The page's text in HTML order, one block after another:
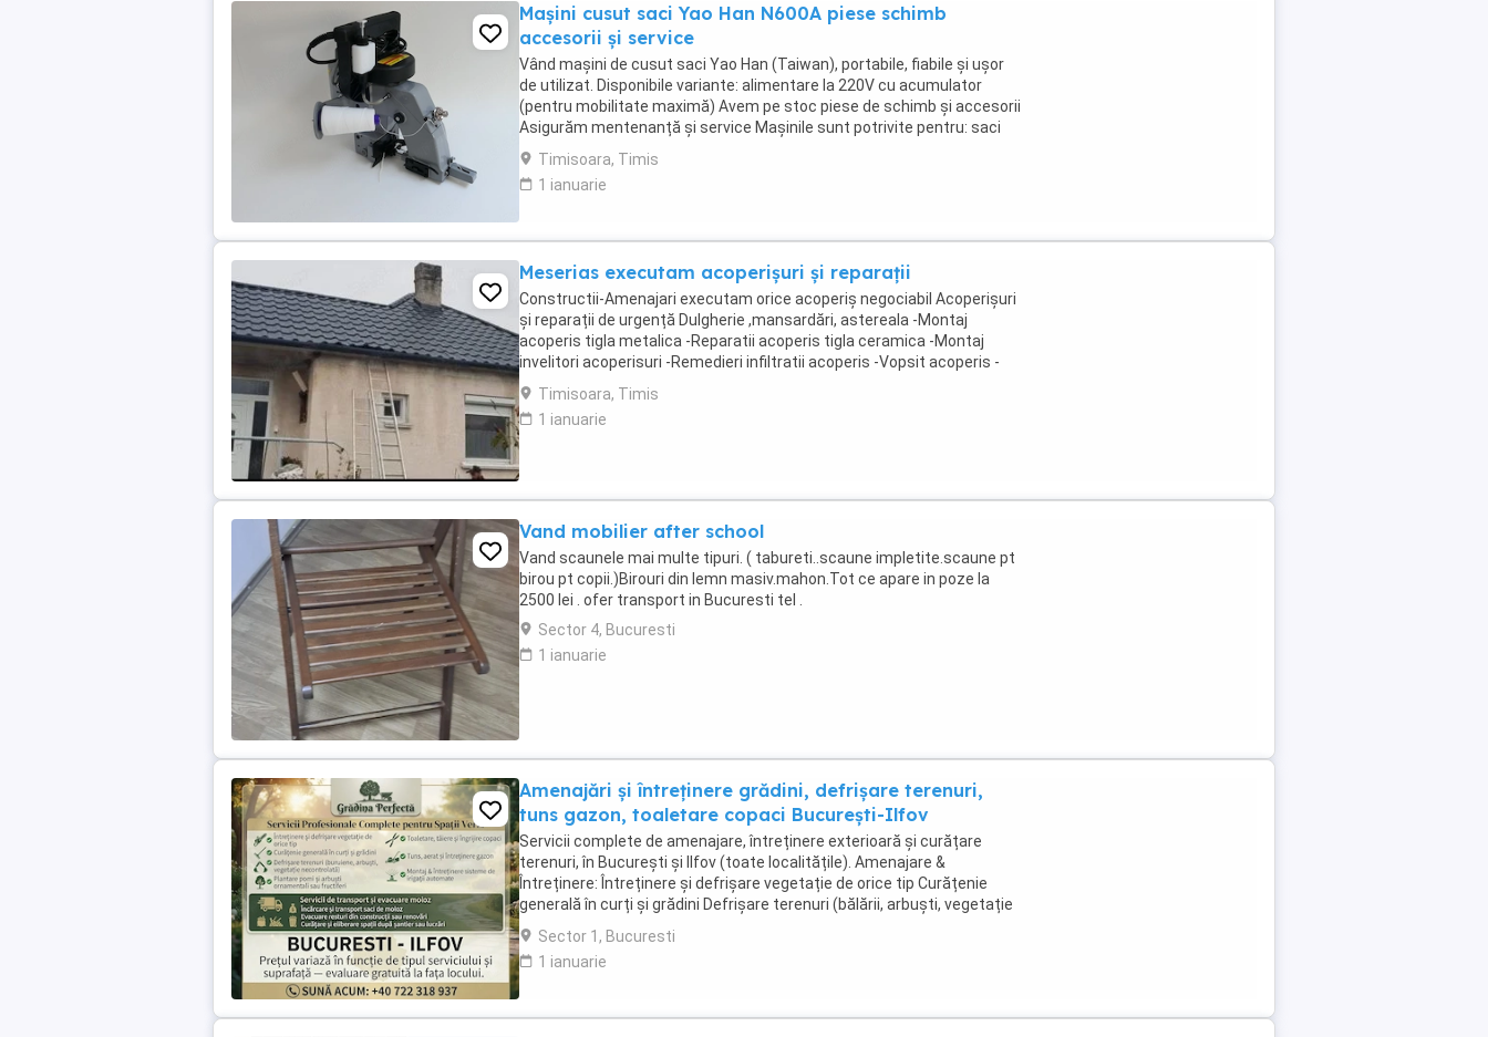
Mașini cusut saci Yao Han N600A piese schimb
accesorii și service
Vând mașini de cusut saci Yao Han (Taiwan), portabile, fiabile și ușor
de utilizat. Disponibile variante: alimentare la 220V cu acumulator
(pentru mobilitate maximă) Avem pe stoc piese de schimb și accesorii
Asigurăm mentenanță și service Mașinile sunt potrivite pentru: saci
din rafie ...
Timisoara, Timis
1 ianuarie
Meserias executam acoperișuri și reparații
Constructii-Amenajari executam orice acoperiș negociabil Acoperișuri
și reparații de urgență Dulgherie ,mansardări, astereala -Montaj
acoperis tigla metalica -Reparatii acoperis tigla ceramica -Montaj
invelitori acoperisuri -Remedieri infiltratii acoperis -Vopsit acoperis -
Sisteme pluviale - Jgheaburi -Dulgherie,mansardări, ...
Timisoara, Timis
1 ianuarie
Vand mobilier after school
Vand scaunele mai multe tipuri. ( tabureti..scaune impletite.scaune pt
birou pt copii.)Birouri din lemn masiv.mahon.Tot ce apare in poze la
2500 lei . ofer transport in Bucuresti tel .
Sector 4, Bucuresti
1 ianuarie
Amenajări și întreținere grădini, defrișare terenuri,
tuns gazon, toaletare copaci București-Ilfov
Servicii complete de amenajare, întreținere exterioară și curățare
terenuri, în București și Ilfov (toate localitățile). Amenajare &
Întreținere: Întreținere și defrișare vegetație de orice tip Curățenie
generală în curți și grădini Defrișare terenuri (bălării, arbuști, vegetație
necontrolată) Plantare ...
Sector 1, Bucuresti
1 ianuarie